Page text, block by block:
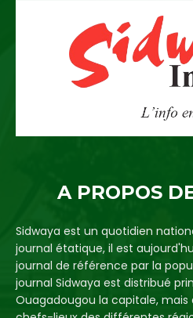
A PROPOS
Sidwaya est un quotidien
journal étatique, il est
journal de référence par la
journal Sidwaya est distribué
Ouagadougou la capitale,